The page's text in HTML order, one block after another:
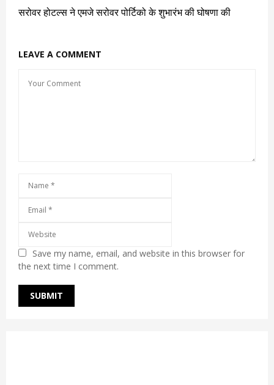
सरोवर होटल्स ने एमजे सरोवर पोर्टिको के शुभारंभ की घोषणा की
LEAVE A COMMENT
Save my name, email, and website in this browser for
the next time I comment.